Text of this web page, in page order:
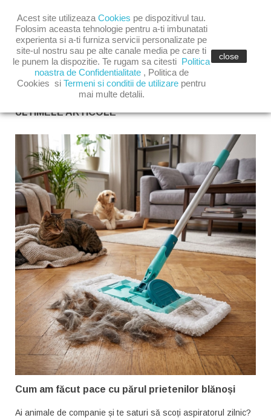

ULTIMELE ARTICOLE
Cum am făcut pace cu părul prietenilor blănoși
Ai animale de companie și te saturi să scoți aspiratorul zilnic?
Acest site utilizeaza Cookies pe dispozitivul tau.
Folosim aceasta tehnologie pentru a-ti imbunatati
experienta si a-ti furniza servicii personalizate pe
site-ul nostru sau pe alte canale media pe care ti
le punem la dispozitie. Te rugam sa citesti Politica
noastra de Confidentialitate, Politica de
Cookies si Termeni si conditii de utilizare pentru
mai multe detalii.
close